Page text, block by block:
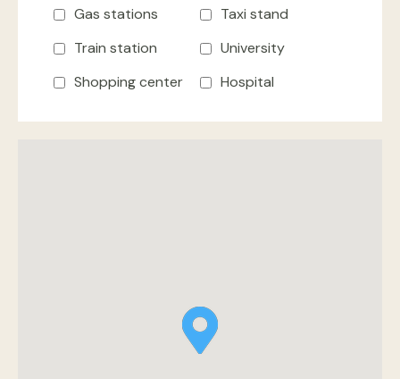
Gas stations
Taxi stand
Train station
University
Shopping center
Hospital